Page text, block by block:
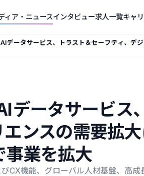
ィア・ニュースインタビュー求人一覧キャ
データサービス、トラスト＆セーフティ、デ
データサービス
ンスの需要拡
業を拡大
CX機能、グローバル人材基盤、高